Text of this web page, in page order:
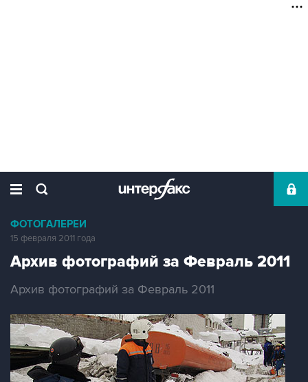
ФОТОГАЛЕРЕИ
15 февраля 2011 года
Архив фотографий за Февраль 2011
Архив фотографий за Февраль 2011